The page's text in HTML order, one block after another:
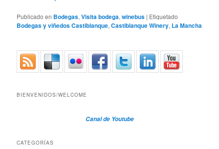
Publicado en Bodegas,Visita bodega,winebus | Etiquetado
Bodegas y viñedos Castiblanque,Castiblanque Winery, La Mancha
BIENVENIDOS/WELCOME
Canal de Youtube
CATEGORÍAS